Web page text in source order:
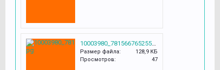
10003980_781566765255050_7277928654952095621_n.jpg
Размер файла:
128,9 КБ
Просмотров:
47